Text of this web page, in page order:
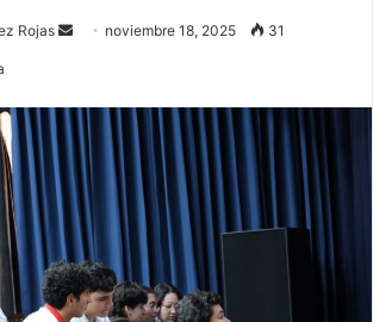
Rojas
Send noviembre 18, 2025 31